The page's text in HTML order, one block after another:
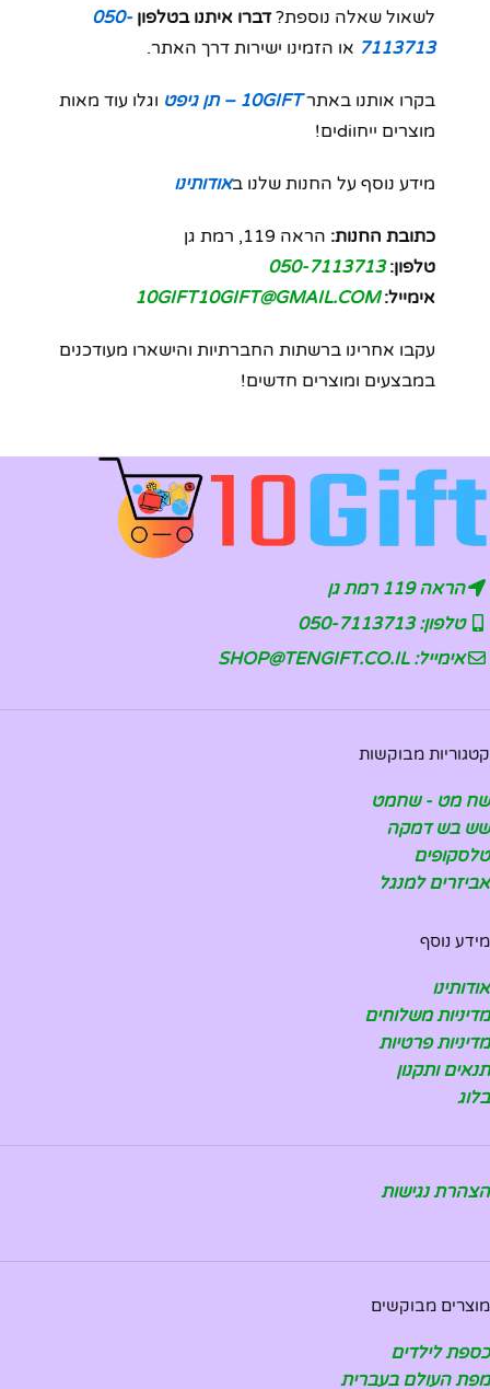
לשאול שאלה נוספת?דברו איתנו בטלפון 050-
7113713 או הזמינו ישירות דרך האתר.
בקרו אותנו באתר10GIFT – תן גיפט
וגלו עוד מאות
מוצרים ייחוdiים!
מידע נוסף על החנות שלנו באודותינו
כתובת החנות: הראה 119, רמת גן
טלפון: 050-7113713
אימייל: 10GIFT10GIFT@GMAIL.COM
עקבו אחרינו ברשתות החברתיות והישארו מעודכנים
במבצעים ומוצרים חדשים!
הראה 119 רמת גן
טלפון: 050-7113713
אימייל: SHOP@TENGIFT.CO.IL
קטגוריות מבוקשות
שח מט - שחמט
שש בש דמקה
טלסקופים
אביזרים למנגל
מידע נוסף
אודותינו
מדיניות משלוחים
מדיניות פרטיות
תנאים ותקנון
בלוג
הצהרת נגישות
מוצרים מבוקשים
כספת לילדים
מפת העולם בעברית